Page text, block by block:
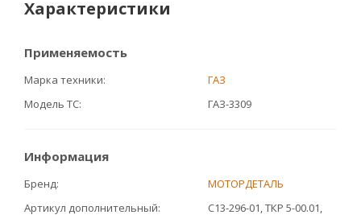
Характеристики
Применяемость
Марка техники
ГАЗ
Модель ТС
ГАЗ-3309
Информация
Бренд
МОТОРДЕТАЛЬ
Артикул дополнительный
C13-296-01, ТКР 5-00.01,